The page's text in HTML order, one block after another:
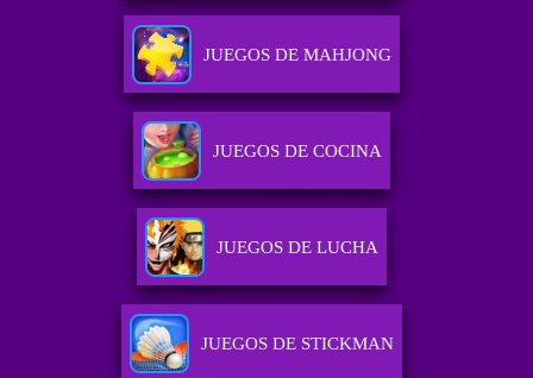
JUEGOS DE MAHJONG
JUEGOS DE COCINA
JUEGOS DE LUCHA
JUEGOS DE STICKMAN